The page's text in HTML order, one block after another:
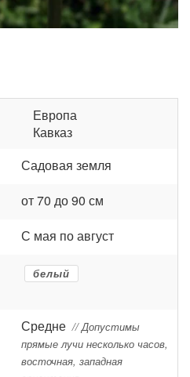
Европа
Кавказ
Садовая земля
от 70 до 90 см
С мая по август
белый
Средне // Допустимы
прямые лучи несколько часов,
восточная, западная